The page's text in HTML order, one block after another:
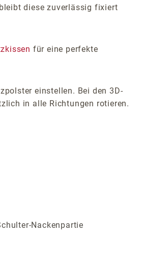
diese zuverlässig fixiert
für eine perfekte
einstellen. Bei den 3D-
in alle Richtungen rotieren.
Nackenpartie